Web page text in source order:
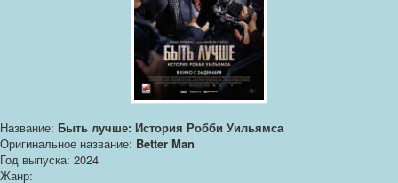
Название: Быть лучше: История Робби Уильямса
Оригинальное название: Better Man
Год выпуска: 2024
Жанр: